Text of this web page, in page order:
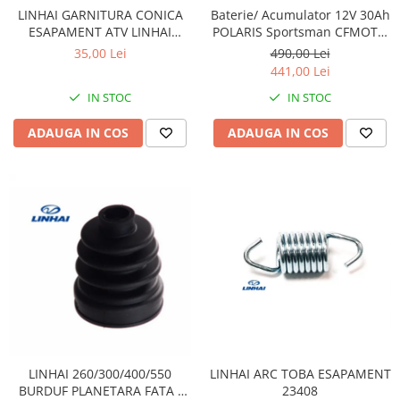
Baterii ATV
Bloc lumini
Bobina inductie
Butoane
CALCULATOR SERVO
Contacte
ELECTROMOTOR
Termostate
Protectii
Armura Moto
Gat
Genunchiere
Slidere
LINHAI GARNITURA CONICA
ESAPAMENT ATV LINHAI
260/300/400 23411 / 25222
35,00 Lei
IN STOC
ADAUGA IN COS
Baterie/ Acumulator 12V 30Ah
POLARIS Sportsman CFMOTO
400 / 450 AU / 550 / 625 / 820 /
850 / 1000 fara intretinere
490,00 Lei
441,00 Lei
IN STOC
ADAUGA IN COS
LINHAI 260/300/400/550
BURDUF PLANETARA FATA /
LINHAI ARC TOBA ESAPAMENT
23408